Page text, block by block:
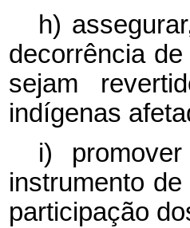
h)
decorrência
sejam
indígenas
i)
instrumento
participação